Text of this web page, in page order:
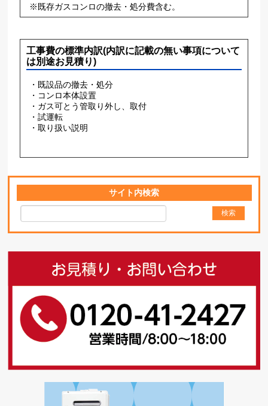
※既存ガスコンロの撤去・処分費含む。
工事費の標準内訳(内訳に記載の無い事項について
は別途お見積り)
・既設品の撤去・処分
・コンロ本体設置
・ガス可とう管取り外し、取付
・試運転
・取り扱い説明
サイト内検索